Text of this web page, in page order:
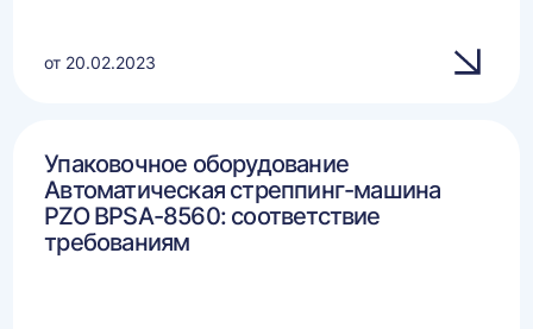
от 20.02.2023
Упаковочное оборудование
Автоматическая стреппинг-машина
PZO BPSA-8560: соответствие
требованиям